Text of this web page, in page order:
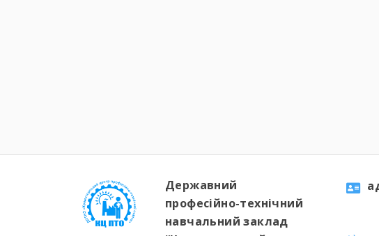
Державний
професійно-технічний
навчальний заклад